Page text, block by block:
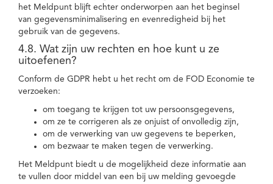
het Meldpunt blijft echter onderworpen aan het beginsel
van gegevensminimalisering en evenredigheid bij het
gebruik van de gegevens.
4.8. Wat zijn uw rechten en hoe kunt u ze
uitoefenen?
Conform de GDPR hebt u het recht om de FOD Economie te
verzoeken:
om toegang te krijgen tot uw persoonsgegevens,
om ze te corrigeren als ze onjuist of onvolledig zijn,
om de verwerking van uw gegevens te beperken,
om bezwaar te maken tegen de verwerking.
Het Meldpunt biedt u de mogelijkheid deze informatie aan
te vullen door middel van een bij uw melding gevoegde